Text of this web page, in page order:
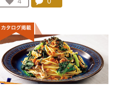
人が登録